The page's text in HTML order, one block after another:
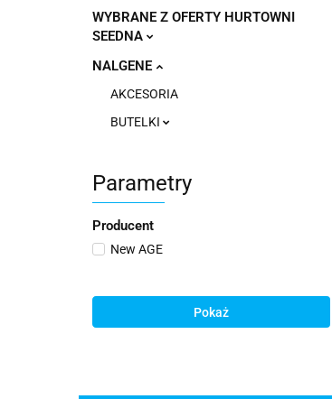
WYBRANE Z OFERTY HURTOWNI
SEEDNA
NALGENE
AKCESORIA
BUTELKI
Parametry
Producent
New AGE
Pokaż